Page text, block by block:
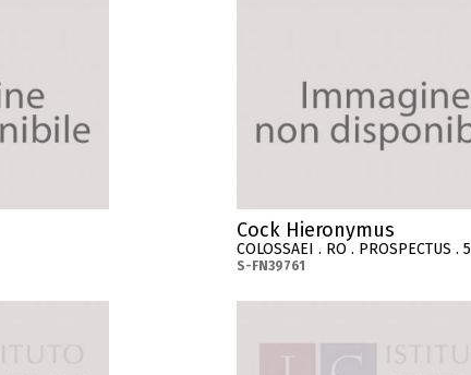
Cock Hieronymus
COLOSSAEI . RO . PROSPECTUS . 5
S-FN39761